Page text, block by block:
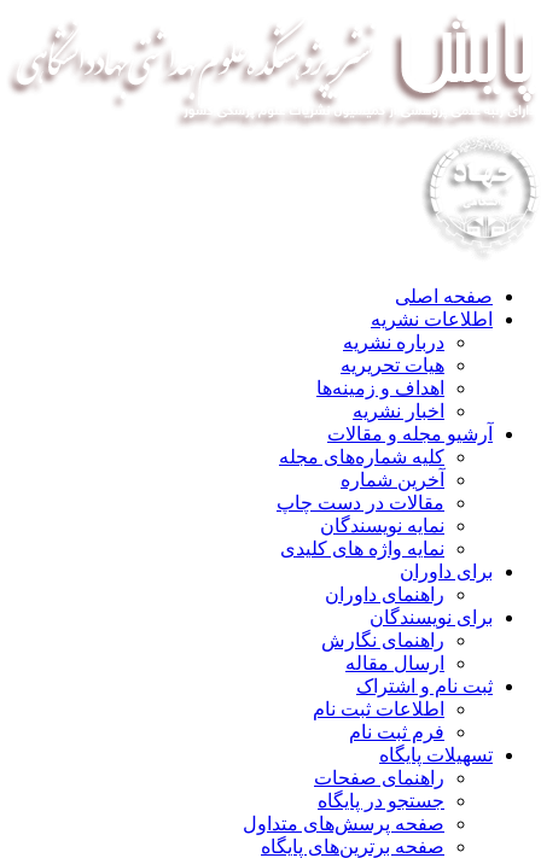
صفحه اصلی
اطلاعات نشریه
درباره نشریه
هیات تحریریه
اهداف و زمینه‌ها
اخبار نشریه
آرشیو مجله و مقالات
کلیه شماره‌های مجله
آخرین شماره
مقالات در دست چاپ
نمایه نویسندگان
نمایه واژه های کلیدی
برای داوران
راهنمای داوران
برای نویسندگان
راهنمای نگارش
ارسال مقاله
ثبت نام و اشتراک
اطلاعات ثبت نام
فرم ثبت نام
تسهیلات پایگاه
راهنمای صفحات
جستجو در پایگاه
صفحه پرسش‌های متداول
صفحه برترین‌های پایگاه